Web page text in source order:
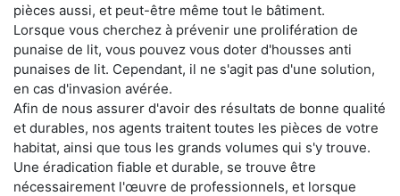
pièces aussi, et peut-être même tout le bâtiment.
Lorsque vous cherchez à prévenir une prolifération de
punaise de lit, vous pouvez vous doter d'housses anti
punaises de lit. Cependant, il ne s'agit pas d'une solution,
en cas d'invasion avérée.
Afin de nous assurer d'avoir des résultats de bonne qualité
et durables, nos agents traitent toutes les pièces de votre
habitat, ainsi que tous les grands volumes qui s'y trouve.
Une éradication fiable et durable, se trouve être
nécessairement l'œuvre de professionnels, et lorsque